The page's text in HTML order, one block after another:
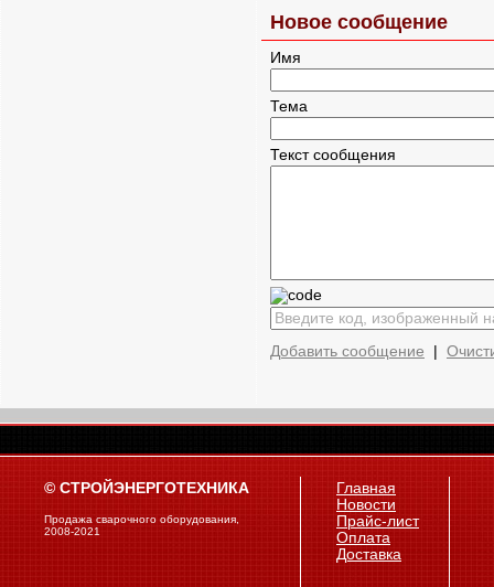
Новое сообщение
Имя
Тема
Текст сообщения
Добавить сообщение
© СТРОЙЭНЕРГОТЕХНИКА
Продажа сварочного оборудования,
2008-2021
Главная
Новости
Прайс-лист
Оплата
Доставка